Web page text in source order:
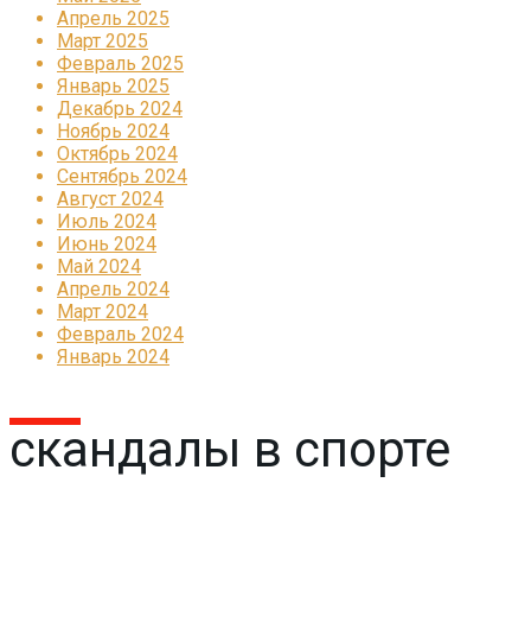
Апрель 2025
Март 2025
Февраль 2025
Январь 2025
Декабрь 2024
Ноябрь 2024
Октябрь 2024
Сентябрь 2024
Август 2024
Июль 2024
Июнь 2024
Май 2024
Апрель 2024
Март 2024
Февраль 2024
Январь 2024
скандалы в спорте